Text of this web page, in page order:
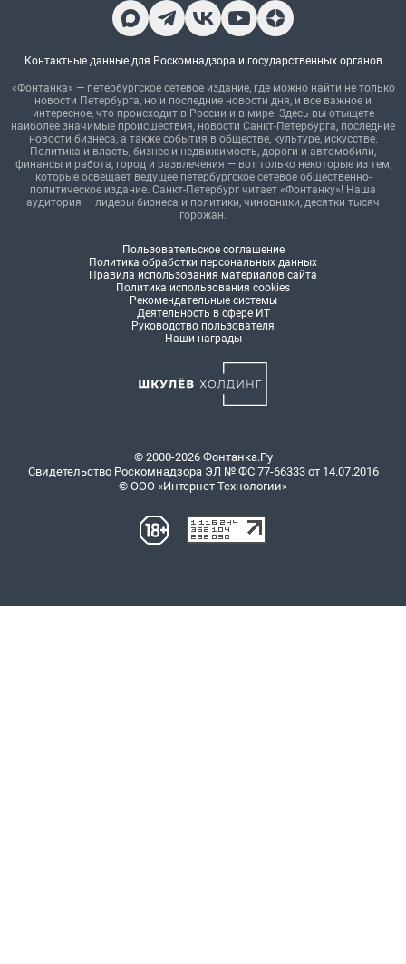
Контактные данные для Роскомнадзора и государственных органов
«Фонтанка» — петербургское сетевое издание, где можно найти не только
новости Петербурга, но и последние новости дня, и все важное и
интересное, что происходит в России и в мире. Здесь вы отыщете
наиболее значимые происшествия, новости Санкт-Петербурга, последние
новости бизнеса, а также события в обществе, культуре, искусстве.
Политика и власть, бизнес и недвижимость, дороги и автомобили,
финансы и работа, город и развлечения — вот только некоторые из тем,
которые освещает ведущее петербургское сетевое общественно-
политическое издание. Санкт-Петербург читает «Фонтанку»! Наша
аудитория — лидеры бизнеса и политики, чиновники, десятки тысяч
горожан.
Пользовательское соглашение
Политика обработки персональных данных
Правила использования материалов сайта
Политика использования cookies
Рекомендательные системы
Деятельность в сфере ИТ
Руководство пользователя
Наши награды
© 2000-2026 Фонтанка.Ру
Свидетельство Роскомнадзора ЭЛ № ФС 77-66333 от 14.07.2016
© ООО «Интернет Технологии»